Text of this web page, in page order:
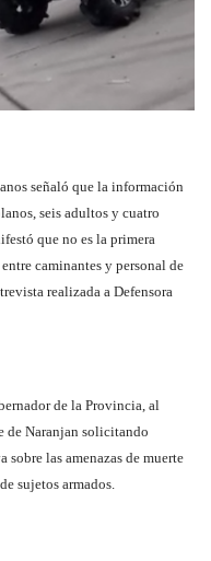
señaló que la información
seis adultos y cuatro
que no es la primera
caminantes y personal de
realizada a Defensora
de la Provincia, al
de Naranjan solicitando
las amenazas de muerte
sujetos armados.